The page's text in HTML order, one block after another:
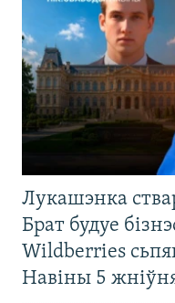
Лукашэнка
Брат будуе
Wildberries
Навіны 5